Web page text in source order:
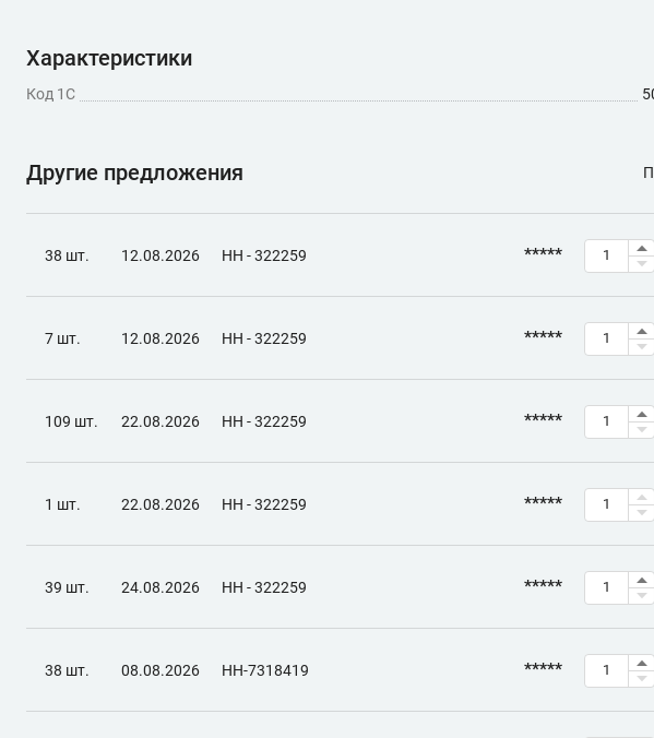
Характеристики
Код 1С
Другие предложения
38 шт. 12.08.2026 НН - 322259 *****
7 шт. 12.08.2026 НН - 322259 *****
109 шт. 22.08.2026 НН - 322259 *****
1 шт. 22.08.2026 НН - 322259 *****
39 шт. 24.08.2026 НН - 322259 *****
38 шт. 08.08.2026 НН-7318419 *****